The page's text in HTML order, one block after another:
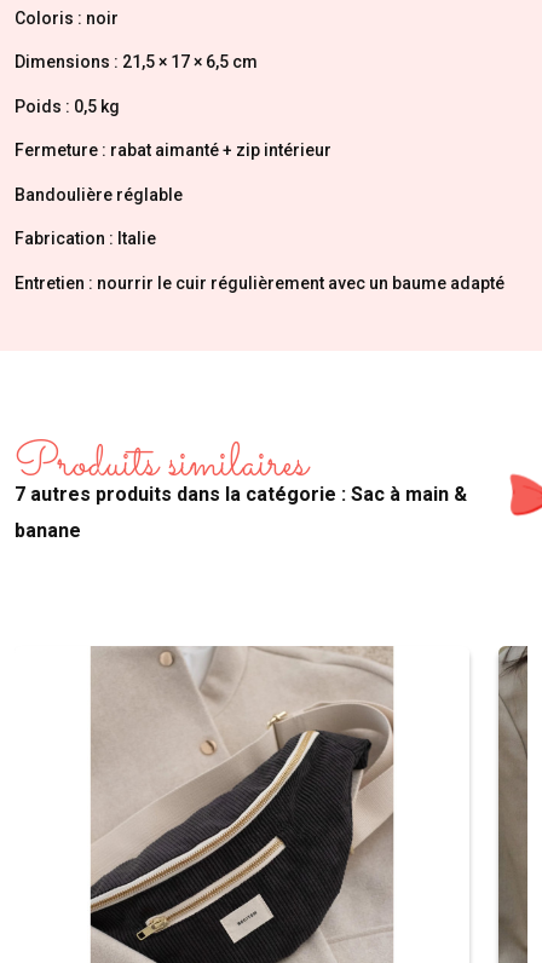
Coloris : noir
Dimensions : 21,5 × 17 × 6,5 cm
Poids : 0,5 kg
Fermeture : rabat aimanté + zip intérieur
Bandoulière réglable
Fabrication : Italie
Entretien : nourrir le cuir régulièrement avec un baume adapté
Produits similaires
7 autres produits dans la catégorie : Sac à main &
banane